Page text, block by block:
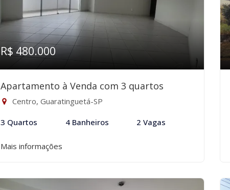
R$ 480.000
Apartamento à Venda com 3 quartos
Centro, Guaratinguetá-SP
3 Quartos 4 Banheiros 2 Vagas
Mais informações